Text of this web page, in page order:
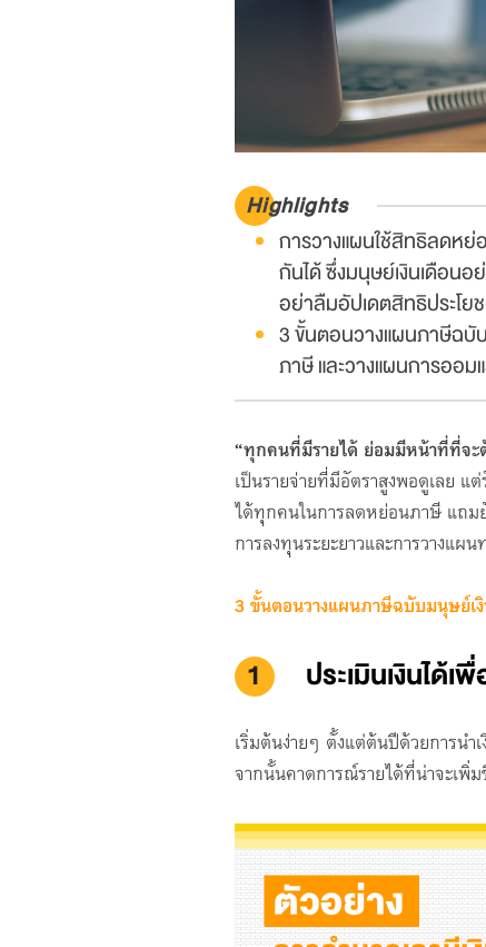
Highlights
การวางแผนใช้สิทธิลดหย่
กันได้ ซึ่งมนุษย์เงินเดือนอ
อย่าลืมอัปเดตสิทธิประโย
3 ขั้นตอนวางแผนภาษีฉบั
ภาษี และวางแผนการออ
“ทุกคนที่มีรายได้ ย่อมมีหน้าที่ที่จะ
เป็นรายจ่ายที่มีอัตราสูงพอดูเลย แ
ได้ทุกคนในการลดหย่อนภาษี แถม
การลงทุนระยะยาวและการวางแผ
3 ขั้นตอนวางแผนภาษีฉบับมนุษย์เ
1 ประเมินเงินได้
เริ่มต้นง่ายๆ ตั้งแต่ต้นปีด้วยการนำ
จากนั้นคาดการณ์รายได้ที่น่าจะเพิ่ม